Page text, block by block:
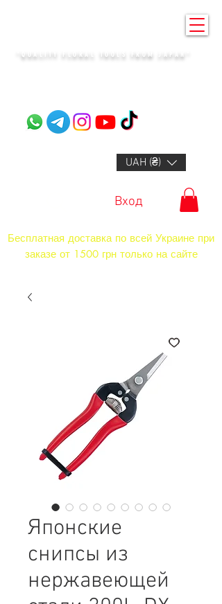
"QUALITY FLORAL TOOLS FROM JAPAN"​
UAH (₴)
Вход
Бесплатная доставка по всей Украине при
заказе от 1500 грн только на сайте
Японские
снипсы из
нержавеющей